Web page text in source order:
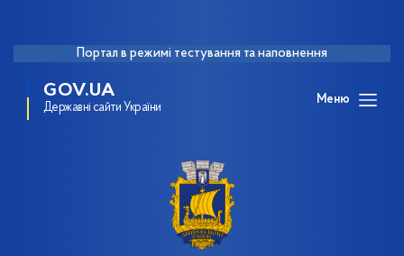
Портал в режимі тестування та наповнення
GOV.UA
Державні сайти України
Меню